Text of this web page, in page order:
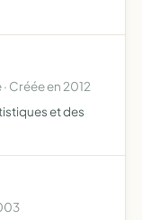
Créée en 2012
et des